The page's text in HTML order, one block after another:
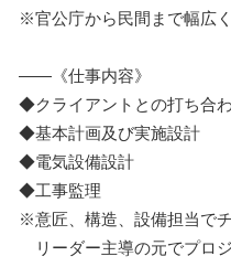
※官公庁から民間まで幅広
――《仕事内容》
◆クライアントとの打ち合
◆基本計画及び実施設計
◆電気設備設計
◆工事監理
※意匠、構造、設備担当でチ
リーダー主導の元でプロ